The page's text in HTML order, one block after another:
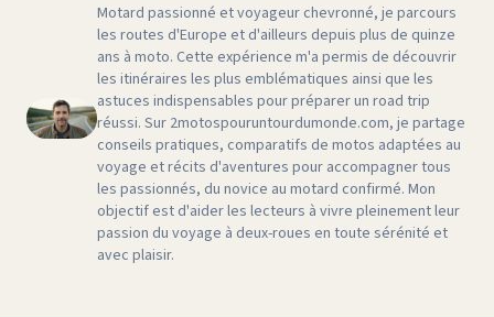
Motard passionné et voyageur chevronné, je parcours
les routes d'Europe et d'ailleurs depuis plus de quinze
ans à moto. Cette expérience m'a permis de découvrir
les itinéraires les plus emblématiques ainsi que les
astuces indispensables pour préparer un road trip
réussi. Sur 2motospouruntourdumonde.com, je partage
conseils pratiques, comparatifs de motos adaptées au
voyage et récits d'aventures pour accompagner tous
les passionnés, du novice au motard confirmé. Mon
objectif est d'aider les lecteurs à vivre pleinement leur
passion du voyage à deux-roues en toute sérénité et
avec plaisir.